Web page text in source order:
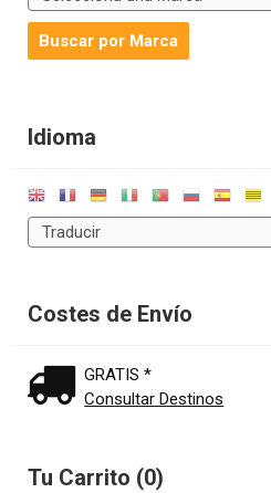
Idioma
Costes de Envío
GRATIS *
Consultar Destinos
Tu Carrito (0)